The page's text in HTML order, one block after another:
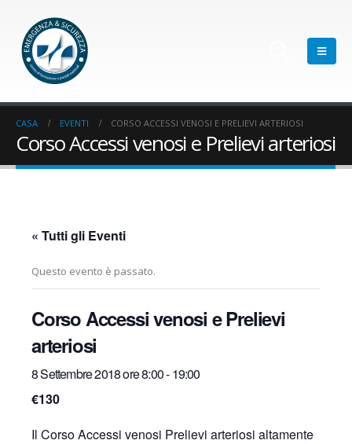
CASA EVENTI CORSO ACCESSI VENOSI E PRELIEVI ARTERIOSI
Corso Accessi venosi e Prelievi arteriosi
« Tutti gli Eventi
Questo evento è passato.
Corso Accessi venosi e Prelievi
arteriosi
8 Settembre 2018 ore 8:00-19:00
€130
Il Corso Accessi venosi Prelievi arteriosi altamente